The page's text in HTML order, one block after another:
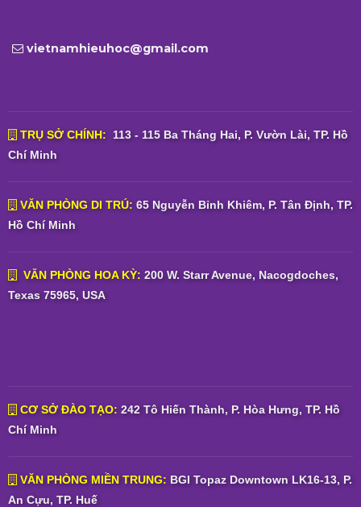
vietnamhieuhoc@gmail.com
TRỤ SỞ CHÍNH: 113 - 115 Ba Tháng Hai, P. Vườn Lài, TP. Hồ
Chí Minh
VĂN PHÒNG DI TRÚ: 65 Nguyễn Bỉnh Khiêm, P. Tân Định, TP.
Hồ Chí Minh
VĂN PHÒNG HOA KỲ: 200 W. Starr Avenue, Nacogdoches,
Texas 75965, USA
CƠ SỞ ĐÀO TẠO: 242 Tô Hiến Thành, P. Hòa Hưng, TP. Hồ
Chí Minh
VĂN PHÒNG MIỀN TRUNG: BGI Topaz Downtown LK16-13, P.
An Cựu, TP. Huế